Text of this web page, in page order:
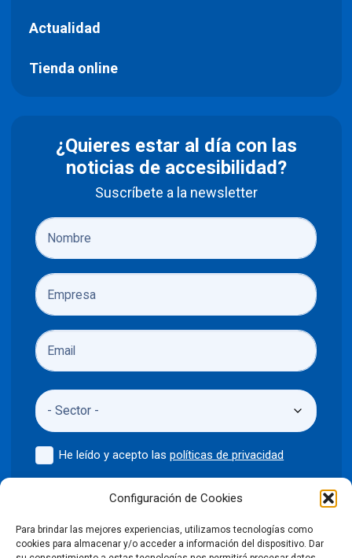
Configuración de Cookies
Para brindar las mejores experiencias, utilizamos tecnologías como
cookies para almacenar y/o acceder a información del dispositivo. Dar
Actualidad
Tienda online
¿Quieres estar al día con las
noticias de accesibilidad?
Suscríbete a la newsletter
He leído y acepto laspolíticas de privacidad
Enviar